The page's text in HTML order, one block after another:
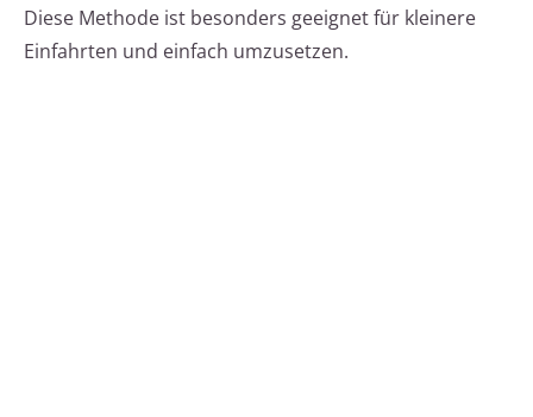
Diese Methode ist besonders geeignet für kleinere
Einfahrten und einfach umzusetzen.